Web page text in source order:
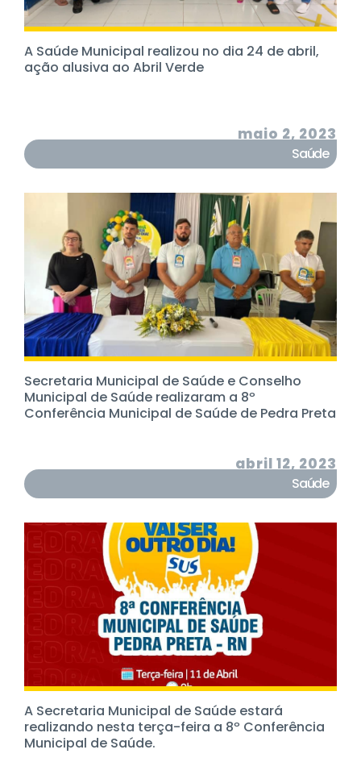
A Saúde Municipal realizou no dia 24 de abril,
ação alusiva ao Abril Verde
Saúde
maio 2, 2023
Secretaria Municipal de Saúde e Conselho
Municipal de Saúde realizaram a 8º
Conferência Municipal de Saúde de Pedra Preta
Saúde
abril 12, 2023
A Secretaria Municipal de Saúde estará
realizando nesta terça-feira a 8º Conferência
Municipal de Saúde.